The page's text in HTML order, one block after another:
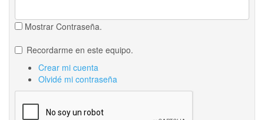
Mostrar Contraseña.
Recordarme en este equipo.
Crear mi cuenta
Olvidé mi contraseña